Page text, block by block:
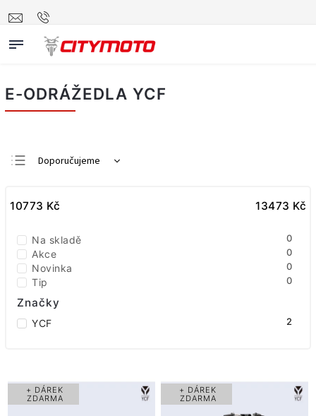
E-ODRÁŽEDLA YCF
Doporučujeme
Nejdražší
Abecedně
10773 Kč 13473 Kč
Na skladě 0
Akce 0
Novinka 0
Tip 0
Značky
YCF 2
+ DÁREK
ZDARMA
+ DÁREK
ZDARMA